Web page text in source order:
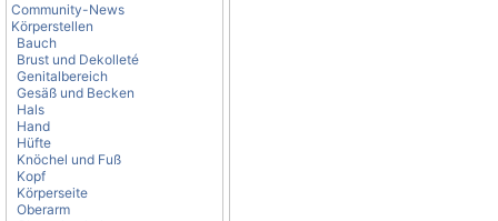
Community-News
Körperstellen
Bauch
Brust und Dekolleté
Genitalbereich
Gesäß und Becken
Hals
Hand
Hüfte
Knöchel und Fuß
Kopf
Körperseite
Oberarm